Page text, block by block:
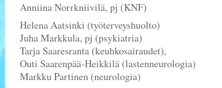
Anniina Norrkniivilä, pj (KNF)
Helena Aatsinki (työterveyshuolto)
Juha Markkula, pj (psykiatria)
Tarja Saaresranta (keuhkosairaudet),
Outi Saarenpää-Heikkilä (lastenneurologia)
Markku Partinen (neurologia)